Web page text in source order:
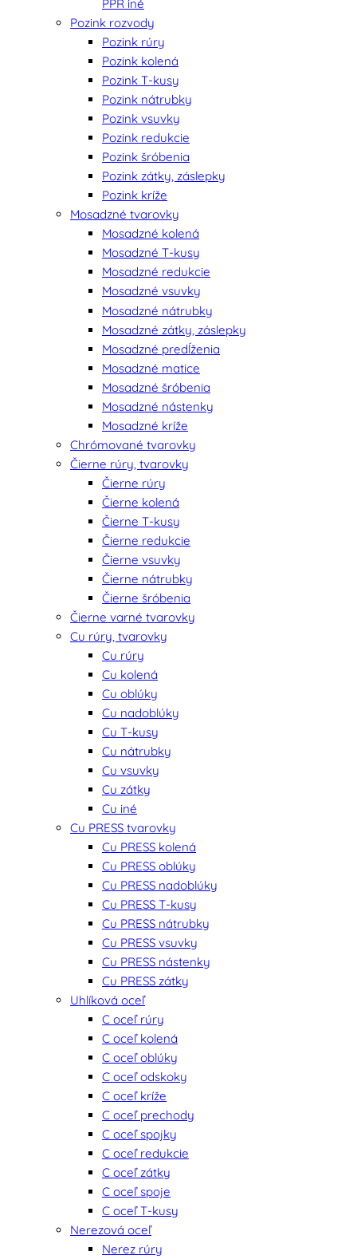
PPR iné
Pozink rozvody
Pozink rúry
Pozink kolená
Pozink T-kusy
Pozink nátrubky
Pozink vsuvky
Pozink redukcie
Pozink šróbenia
Pozink zátky, záslepky
Pozink kríže
Mosadzné tvarovky
Mosadzné kolená
Mosadzné T-kusy
Mosadzné redukcie
Mosadzné vsuvky
Mosadzné nátrubky
Mosadzné zátky, záslepky
Mosadzné predĺženia
Mosadzné matice
Mosadzné šróbenia
Mosadzné nástenky
Mosadzné kríže
Chrómované tvarovky
Čierne rúry, tvarovky
Čierne rúry
Čierne kolená
Čierne T-kusy
Čierne redukcie
Čierne vsuvky
Čierne nátrubky
Čierne šróbenia
Čierne varné tvarovky
Cu rúry, tvarovky
Cu rúry
Cu kolená
Cu oblúky
Cu nadoblúky
Cu T-kusy
Cu nátrubky
Cu vsuvky
Cu zátky
Cu iné
Cu PRESS tvarovky
Cu PRESS kolená
Cu PRESS oblúky
Cu PRESS nadoblúky
Cu PRESS T-kusy
Cu PRESS nátrubky
Cu PRESS vsuvky
Cu PRESS nástenky
Cu PRESS zátky
Uhlíková oceľ
C oceľ rúry
C oceľ kolená
C oceľ oblúky
C oceľ odskoky
C oceľ kríže
C oceľ prechody
C oceľ spojky
C oceľ redukcie
C oceľ zátky
C oceľ spoje
C oceľ T-kusy
Nerezová oceľ
Nerez rúry